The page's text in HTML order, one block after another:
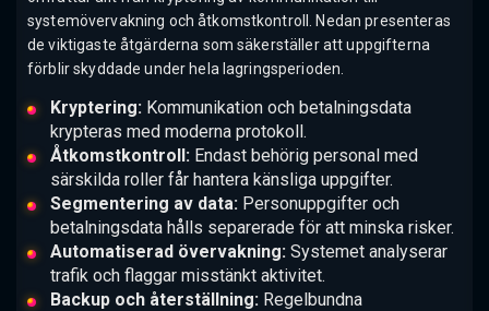
systemövervakning och åtkomstkontroll. Nedan presenteras
de viktigaste åtgärderna som säkerställer att uppgifterna
förblir skyddade under hela lagringsperioden.
Kryptering: Kommunikation och betalningsdata
krypteras med moderna protokoll.
Åtkomstkontroll: Endast behörig personal med
särskilda roller får hantera känsliga uppgifter.
Segmentering av data: Personuppgifter och
betalningsdata hålls separerade för att minska risker.
Automatiserad övervakning: Systemet analyserar
trafik och flaggar misstänkt aktivitet.
Backup och återställning: Regelbundna